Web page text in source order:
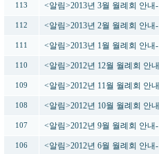
113 <알림>2013년 3월 월례회 안
112 <알림>2013년 2월 월례회 안
111 <알림>2013년 1월 월례회 안내
110 <알림>2012년 12월 월례회 안
109 <알림>2012년 11월 월례회 안
108 <알림>2012년 10월 월례회 안
107 <알림>2012년 9월 월례회 안
106 <알림>2012년 6월 월례회 안